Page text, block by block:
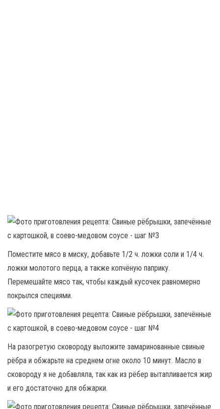
Поместите мясо в миску, добавьте 1/2 ч. ложки соли и 1/4 ч.
ложки молотого перца, а также копчёную паприку.
Перемешайте мясо так, чтобы каждый кусочек равномерно
покрылся специями.
На разогретую сковороду выложите замаринованные свиные
рёбра и обжарьте на среднем огне около 10 минут. Масло в
сковороду я не добавляла, так как из рёбер вытапливается жир
и его достаточно для обжарки.